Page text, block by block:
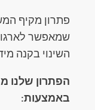
פתרון מקיף
שמאפשר
השינוי בקנה
הפתרון שלנו
באמצעות: